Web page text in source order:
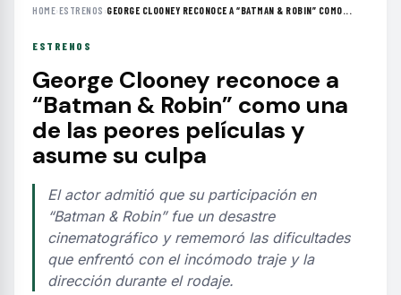
HOME›ESTRENOS ›GEORGE CLOONEY RECONOCE A “BATMAN & ROBIN” COMO...
ESTRENOS
George Clooney reconoce a
“Batman & Robin” como una
de las peores películas y
asume su culpa
El actor admitió que su participación en
“Batman & Robin” fue un desastre
cinematográfico y rememoró las dificultades
que enfrentó con el incómodo traje y la
dirección durante el rodaje.